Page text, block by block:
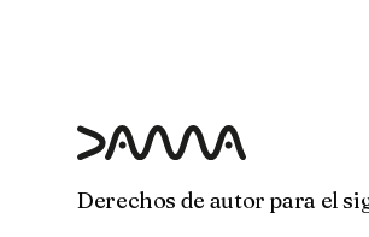
Derechos de autor para el